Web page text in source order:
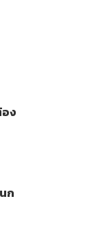
ง
ก